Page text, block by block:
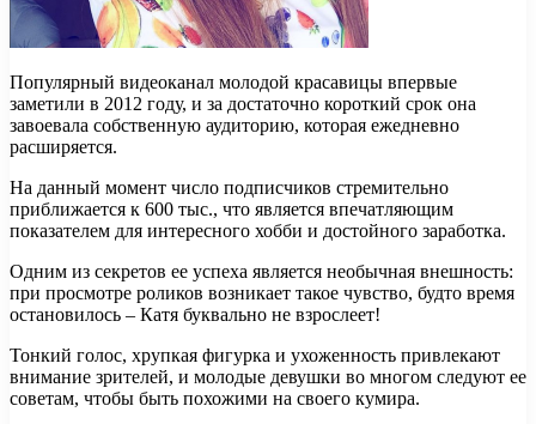
Популярный видеоканал молодой красавицы впервые
заметили в 2012 году, и за достаточно короткий срок она
завоевала собственную аудиторию, которая ежедневно
расширяется.
На данный момент число подписчиков стремительно
приближается к 600 тыс., что является впечатляющим
показателем для интересного хобби и достойного заработка.
Одним из секретов ее успеха является необычная внешность:
при просмотре роликов возникает такое чувство, будто время
остановилось – Катя буквально не взрослеет!
Тонкий голос, хрупкая фигурка и ухоженность привлекают
внимание зрителей, и молодые девушки во многом следуют ее
советам, чтобы быть похожими на своего кумира.